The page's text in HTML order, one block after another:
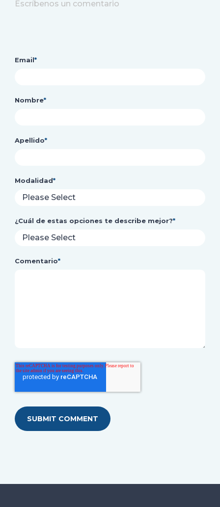
Escríbenos un comentario
Email*
Nombre*
Apellido*
Modalidad*
¿Cuál de estas opciones te describe mejor?*
Comentario*